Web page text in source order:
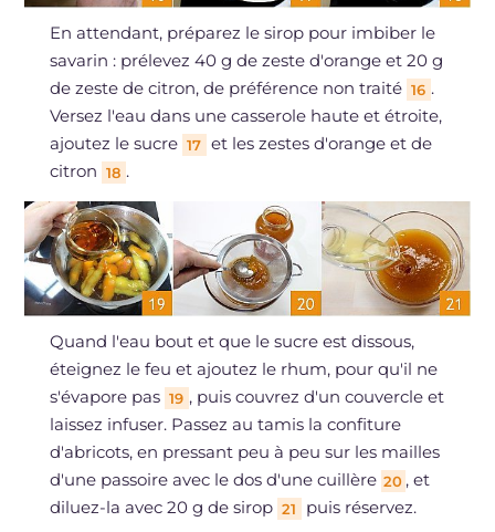
En attendant, préparez le sirop pour imbiber le
savarin : prélevez 40 g de zeste d'orange et 20 g
de zeste de citron, de préférence non traité 16 .
Versez l'eau dans une casserole haute et étroite,
ajoutez le sucre 17 et les zestes d'orange et de
citron 18 .
Quand l'eau bout et que le sucre est dissous,
éteignez le feu et ajoutez le rhum, pour qu'il ne
s'évapore pas 19 , puis couvrez d'un couvercle et
laissez infuser. Passez au tamis la confiture
d'abricots, en pressant peu à peu sur les mailles
d'une passoire avec le dos d'une cuillère 20 , et
diluez-la avec 20 g de sirop 21 puis réservez.